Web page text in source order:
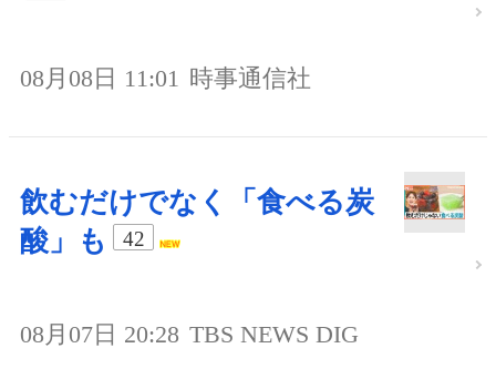
08月08日 11:01 時事通信社
飲むだけでなく「食べる炭
酸」も
42
08月07日 20:28 TBS NEWS DIG